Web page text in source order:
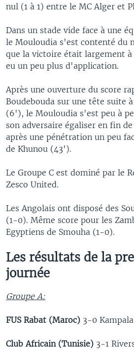
nul (1 à 1) entre le MC Alger et
Dans un stade vide face à une
le Mouloudia s'est contenté du
que la victoire était largement
eu un peu plus d'application.
Après une ouverture du score
Boudebouda sur une tête suite
(6'), le Mouloudia s'est peu à
son adversaire égaliser en fin
après une pénétration un peu
de Khunou (43').
Le Groupe C est dominé par le
Zesco United.
Les Angolais ont disposé des
(1-0). Même score pour les
Egyptiens de Smouha (1-0).
Les résultats de la
journée
Groupe A:
FUS Rabat (Maroc) 3-0
Club Africain (Tunisie) 3-1